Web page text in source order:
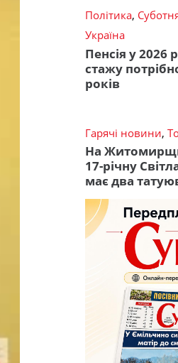
Політика,
Україна
Пенсія у 2026
стажу
років
Гарячі новини,
На
17-річну
має два